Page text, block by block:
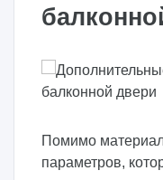
Помимо
параметров,